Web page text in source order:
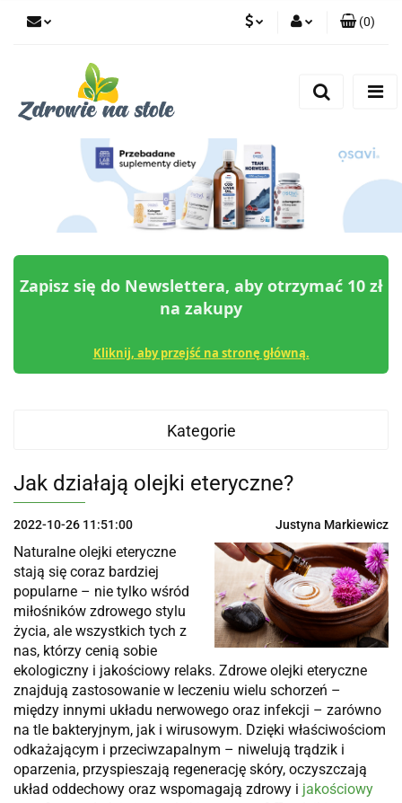
Zgody cookies
(0)
Zapisz się do Newslettera, aby otrzymać 10 zł
na zakupy
Kliknij, aby przejść na stronę główną.
Kategorie
Jak działają olejki eteryczne?
2022-10-26 11:51:00 Justyna Markiewicz
Naturalne olejki eteryczne
stają się coraz bardziej
popularne – nie tylko wśród
miłośników zdrowego stylu
życia, ale wszystkich tych z
nas, którzy cenią sobie
ekologiczny i jakościowy relaks. Zdrowe olejki eteryczne
znajdują zastosowanie w leczeniu wielu schorzeń –
między innymi układu nerwowego oraz infekcji – zarówno
na tle bakteryjnym, jak i wirusowym. Dzięki właściwościom
odkażającym i przeciwzapalnym – niwelują trądzik i
oparzenia, przyspieszają regenerację skóry, oczyszczają
układ oddechowy oraz wspomagają zdrowy i jakościowy